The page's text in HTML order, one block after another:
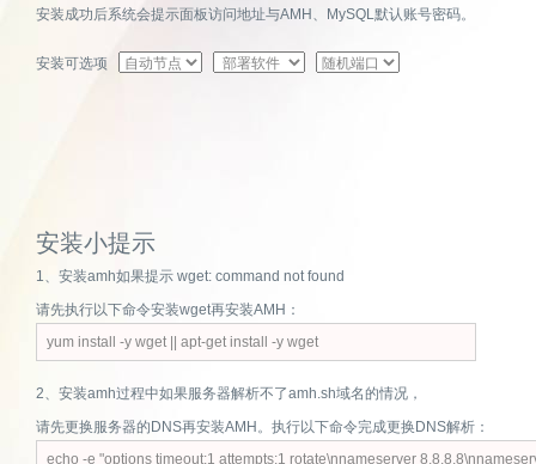
安装成功后系统会提示面板访问地址与AMH、MySQL默认账号密码。
安装可选项
安装小提示
1、安装amh如果提示 wget: command not found
请先执行以下命令安装wget再安装AMH：
2、安装amh过程中如果服务器解析不了amh.sh域名的情况，
请先更换服务器的DNS再安装AMH。执行以下命令完成更换DNS解析：